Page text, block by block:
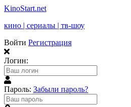
KinoStart.net
кино | сериалы | тв-шоу
Войти Регистрация
Логин:
Пароль: Забыли пароль?